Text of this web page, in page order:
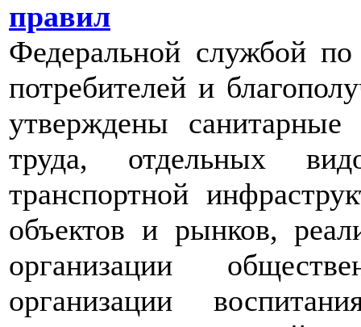
правил
Федеральной службой
потребителей и
утверждены
труда, отдельных
транспортной
объектов и рынков,
организации
организации